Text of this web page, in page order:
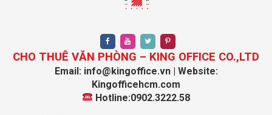
CHO THUÊ VĂN PHÒNG – KING OFFICE CO.,LTD
Email: info@kingoffice.vn | Website:
Kingofficehcm.com
Hotline:0902.3222.58